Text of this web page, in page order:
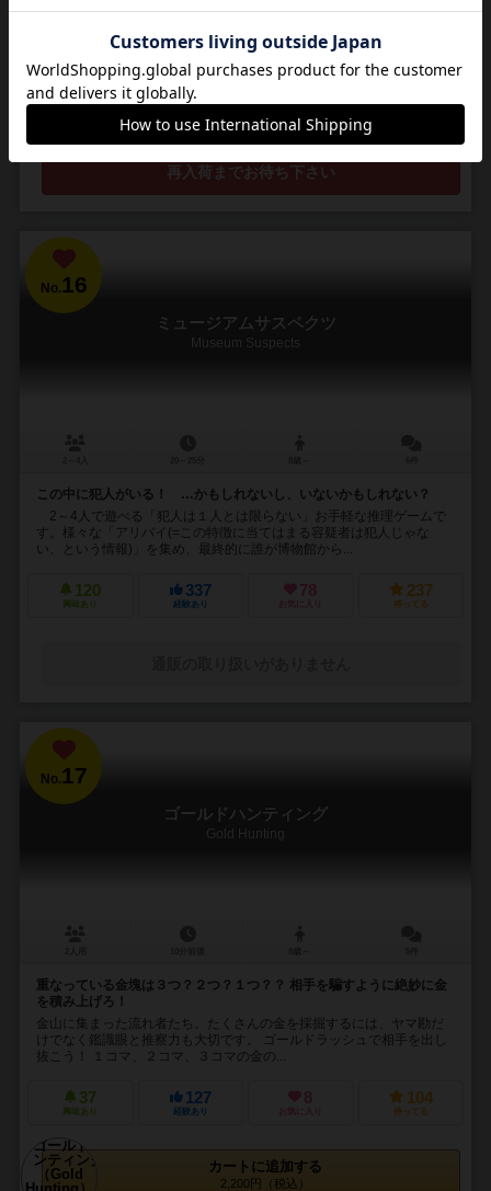
ます。 チョコレートは貴重品なので1人1つだけしか荷物に入れること
ができません。 もしそれよりも多くのチョコ...
125 398
再入荷までお待ち下さい
No. 16
ミュージアムサスペクツ
Museum Suspects
この中に犯人がいる！ …かもしれないし、いないかもしれない？
2～4人で遊べる「犯人は１人とは限らない」お手軽な推理ゲームで
す。様々な「アリバイ(=この特徴に当てはまる容疑者は犯人じゃな
い、という情報)」を集め、最終的に誰が博物館から...
120
興味あり
337
経験あり
78
お気に入り
237
持ってる
No.17
ゴールドハンティング
Gold Hunting
重なっている金塊は３つ？２つ？１つ？？ 相手を騙すように絶妙に金
を積み上げろ！
金山に集まった流れ者たち。たくさんの金を採掘するには、ヤマ勘だ
けでなく鑑識眼と推察力も大切です。 ゴールドラッシュで相手を出し
抜こう！ １コマ、２コマ、３コマの金の...
37
興味あり
127
経験あり
8
お気に入り
104
持ってる
カートに追加する
2,200円（税込）